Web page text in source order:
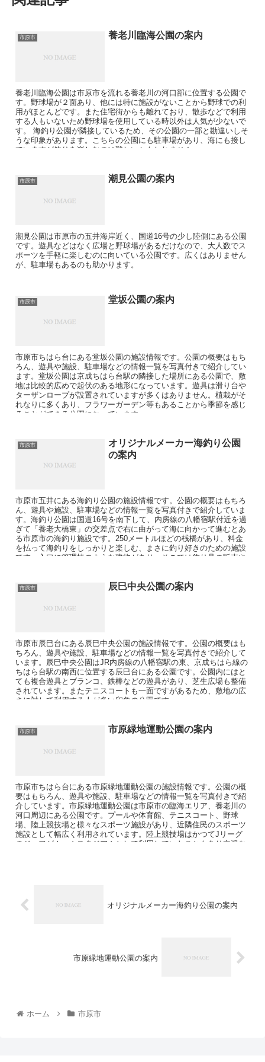
市原市 養老川臨海公園の案内
養老川臨海公園は市原市を流れる養老川の河口部に位置する公園で
す。野球場が２面あり、他には特に施設がないことから野球での利
用がほとんどです。また住宅街からも離れており、散歩などで利用
する人もいないため野球場を使用している時以外は人気が少ないで
す。 海釣り公園が隣接しているため、その公園の一部と勘違いしそ
うな印象があります。こちらの公園にも駐車場があり、海にも接し
ていますが釣りを楽しむのは難しいかもしれません。
市原市 潮見公園の案内
潮見公園は市原市の五井海岸近く、国道16号の少し陸側にある公園
です。遊具などはなく広場と野球場があるだけなので、大人数でス
ポーツを手軽に楽しむのに向いている公園です。広くはありません
が、駐車場もあるのも助かります。
市原市 堂坂公園の案内
市原市ちはら台にある堂坂公園の施設情報です。公園の概要はもち
ろん、遊具や施設、駐車場などの情報一覧を写真付きで紹介してい
ます。堂坂公園は京成ちはら台駅の隣接した場所にある公園で、敷
地は比較的広めで起伏のある地形になっています。遊具は滑り台や
ターザンロープが設置されていますが多くはありません。植栽がそ
れなりに多くあり、フラワーガーデン等もあることから季節を感じ
ることができる公園になっています。
市原市
オリジナルメーカー海釣り公園
の案内
市原市五井にある海釣り公園の施設情報です。公園の概要はもちろ
ん、遊具や施設、駐車場などの情報一覧を写真付きで紹介していま
す。海釣り公園は国道16号を南下して、内房線の八幡宿駅付近を過
ぎて「養老大橋東」の交差点で右に曲がって海に向かって進むとあ
る市原市の海釣り施設です。250メートルほどの桟橋があり、料金
を払って海釣りをしっかりと楽しむ、まさに釣り好きのための施設
です。入口に管理棟のような建物があり、そこでは釣り具の販売や
市原市 辰巳中央公園の案内
市原市辰巳台にある辰巳中央公園の施設情報です。公園の概要はも
ちろん、遊具や施設、駐車場などの情報一覧を写真付きで紹介して
います。辰巳中央公園はJR内房線の八幡宿駅の東、京成ちはら線の
ちはら台駅の南西に位置する辰巳台にある公園です。公園内にはと
ても複合遊具とブランコ、鉄棒などの遊具があり、芝生広場も整備
されています。またテニスコートも一面ですがあるため、敷地の広
さに対して利用する人が多い印象の公園です。
市原市 市原緑地運動公園の案内
市原市ちはら台にある市原緑地運動公園の施設情報です。公園の概
要はもちろん、遊具や施設、駐車場などの情報一覧を写真付きで紹
介しています。市原緑地運動公園は市原市の臨海エリア、養老川の
河口周辺にある公園です。プールや体育館、テニスコート、野球
場、陸上競技場と様々なスポーツ施設があり、近隣住民のスポーツ
施設として幅広く利用されています。陸上競技場はかつてJリーグ
のジェフがホームスタジアムとして利用していたこともあり立派な
オリジナルメーカー海釣り公園の案内
市原緑地運動公園の案内
ホーム 市原市